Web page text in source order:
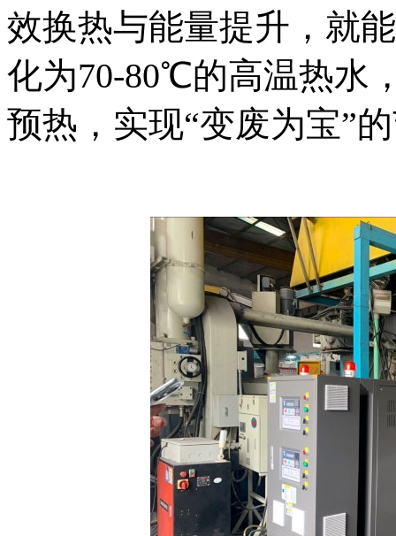
效换热与能量提升，就
化为70-80℃的高温热水
预热，实现“变废为宝”